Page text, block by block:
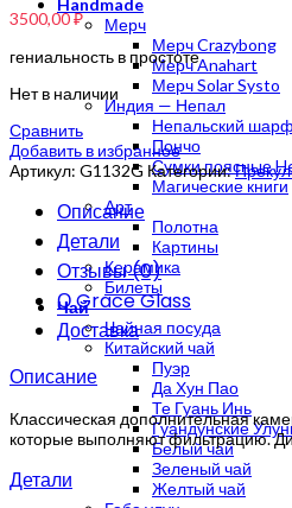
Handmade
Мерч
Мерч Crazybong
Мерч Anahart
Мерч Solar Systo
Индия — Непал
Непальский шарф
Пончо
Сумки поясные
Магические книги
Арт
Полотна
Картины
Керамика
Билеты
Чай
Чайная посуда
Китайский чай
Пуэр
Да Хун Пао
Те Гуань Инь
Гуандунские
Белый чай
Зеленый чай
Желтый чай
3500,00₽
гениальность в простоте
Нет в наличии
Сравнить
Добавить в избранное
Артикул: G1132G Категории:
Описание
Детали
Отзывы (0)
О Grace Glass
Доставка
Описание
Классическая дополнительная
которые выполняют фильтрацию.
Детали